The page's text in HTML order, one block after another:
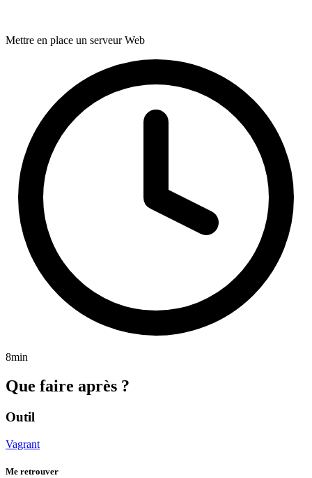
Mettre en place un serveur Web
8min
Que faire après ?
Outil
Vagrant
Me retrouver